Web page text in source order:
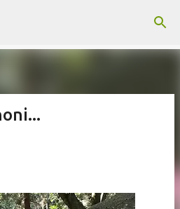
conteúdo principal